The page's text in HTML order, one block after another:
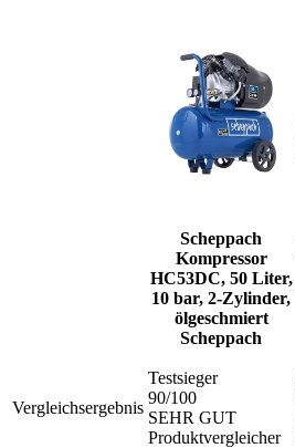
Scheppach
Kompressor
HC53DC, 50 Liter,
10 bar, 2-Zylinder,
ölgeschmiert
Scheppach
Vergleichsergebnis
Testsieger
90/100
SEHR GUT
Produktvergleicher